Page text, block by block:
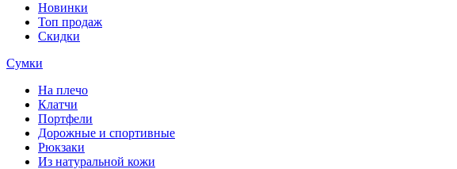
Новинки
Топ продаж
Скидки
Сумки
На плечо
Клатчи
Портфели
Дорожные и спортивные
Рюкзаки
Из натуральной кожи